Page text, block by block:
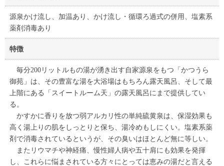
源泉かけ流し、加温あり、かけ流し・循環ろ過式の併用、塩素系
薬剤消毒あり
特徴
毎分200リットルもの湯が湧き出す自家源泉をもつ「かつうら
御苑」は、その豊富な湯を大浴場はもちろん露天風呂、そして最
上階にある「スイートルーム天」の露天風呂にまで提供してい
る。
かすかに香りを放つ弱アルカリ性の単純硫黄泉は、保湿効果も
高く湯上りの肌をしっとりと保ち、湯冷めもしにくい。塩素系薬
剤で消毒されているというが、その臭いはほとんど無に等しい。
またリウマチや神経痛、慢性婦人病や五十肩にも効果を発揮
し、これらに悩まされている方々にとっては恵みの湯だと言える